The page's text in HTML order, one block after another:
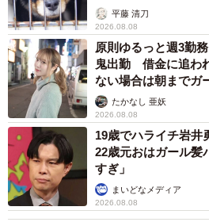
るなんて」
帰省中だった娘とともに、「もう
しれない」と覚悟を決め、猫たち
難することに。
「とにかく急がなきゃ、と。娘と
したが、トラとクロは怯えて隠れ
いと、もう一生会えないかもしれ
きながら探しました」
平藤 清刀
2026.08.08
原則ゆるっと週3勤
鬼出勤 借金に追わ
ない場合は朝までガ
ストに取材】
たかなし 亜妖
2026.08.08
19歳でハライチ岩井
22歳元おはガール髪
すぎ」
まいどなメディア
2026.08.08